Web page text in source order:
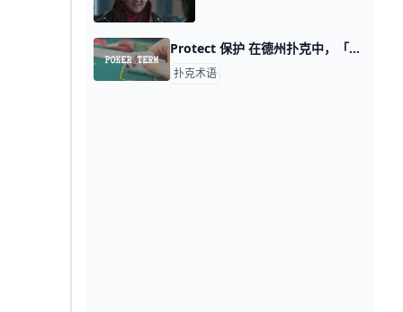
Protect 保护 在德州扑克中，「Protect」通常指的是保护一手牌，指的是一种策略，以确保其他玩家不会看到你的牌或获得有利的资讯，可以翻译为「保护」或「守
扑克术语